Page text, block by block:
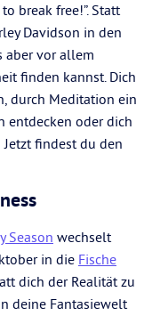
break free!”. Statt
Davidson in den
aber vor allem
finden kannst. Dich
durch Meditation ein
entdecken oder dich
findest du den
Season wechselt
in die Fische
dich der Realität zu
deine Fantasiewelt